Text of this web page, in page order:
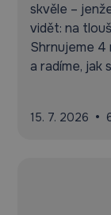
skvěle –
vidět: na
Shrnujeme 4
a radíme, jak
15. 7. 2026 •